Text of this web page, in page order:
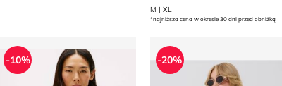
M | XL
*najniższa cena w okresie 30 dni przed obniżką
Kurtka damska casualowa jesienna Tommy Hilfiger
-10%
Kurtka damska Mohito
-20%